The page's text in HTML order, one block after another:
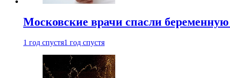
Московские врачи спасли
1 год спустя1 год спустя